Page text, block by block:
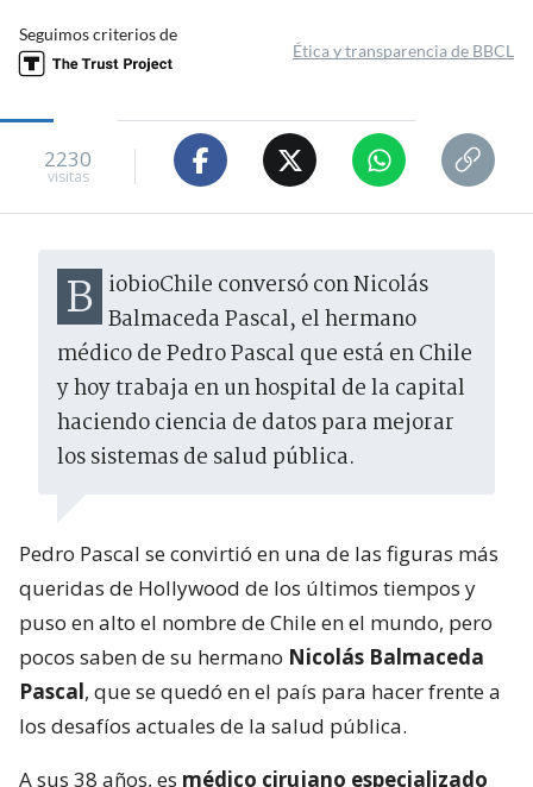
Seguimos criterios de
Ética y transparencia de BBCL
2230
visitas
BiobioChile conversó con Nicolás Balmaceda Pascal, el hermano
médico de Pedro Pascal que está en Chile
y hoy trabaja en un hospital de la capital
haciendo ciencia de datos para mejorar
los sistemas de salud pública.
Pedro Pascal se convirtió en una de las figuras más
queridas de Hollywood de los últimos tiempos y
puso en alto el nombre de Chile en el mundo, pero
pocos saben de su hermano Nicolás Balmaceda
Pascal, que se quedó en el país para hacer frente a
los desafíos actuales de la salud pública.
A sus 38 años, es médico cirujano especializado